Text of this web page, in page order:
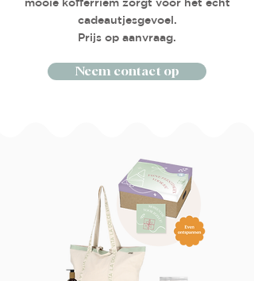
cadeautjesgevoel.
Prijs op aanvraag.
Neem contact op